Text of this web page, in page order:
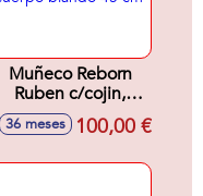
Muñeco Reborn
Ruben c/cojin,
cuerpo blando 45
cm
36 meses 100,00 €